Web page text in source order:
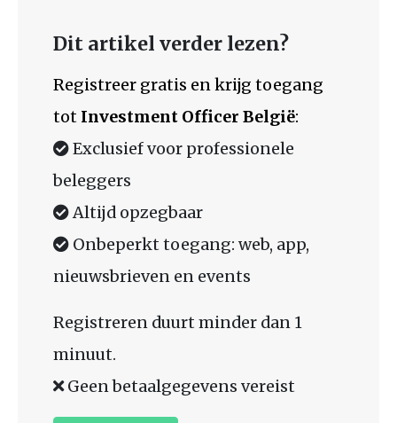
Dit artikel verder lezen?
Registreer gratis en krijg toegang
tot Investment Officer België:
Exclusief voor professionele
beleggers
Altijd opzegbaar
Onbeperkt toegang: web, app,
nieuwsbrieven en events
Registreren duurt minder dan 1
minuut.
Geen betaalgegevens vereist